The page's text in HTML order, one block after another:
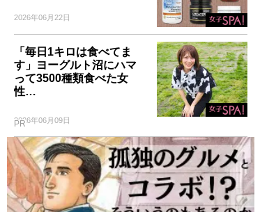
2026年06月22日
「毎日1キロは食べてま
す」ヨーグルト沼にハマ
って3500種類食べた女
性…
2026年06月09日
PR